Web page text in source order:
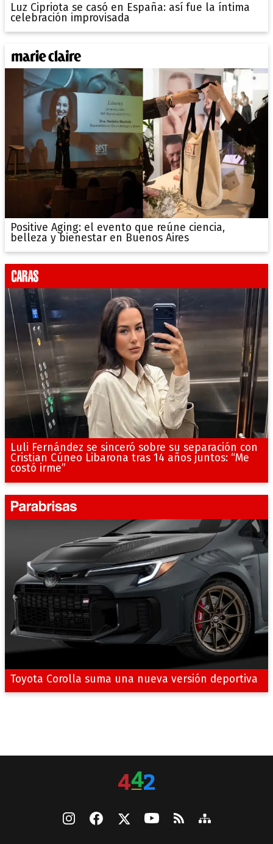
Luz Cipriota se casó en España: así fue la íntima
celebración improvisada
Positive Aging: el evento que reúne ciencia,
belleza y bienestar en Buenos Aires
Luli Fernández se sinceró sobre su separación con
Cristian Cúneo Libarona tras 14 años juntos: “Me
costó irme”
Toyota Corolla suma una nueva versión deportiva